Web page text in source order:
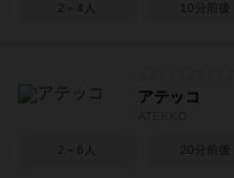
2～4人 10分前後
アテッコ
2～6人 20分前後